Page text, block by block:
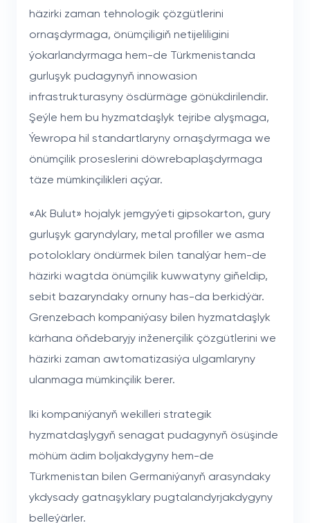
häzirki zaman tehnologik çözgütlerini
ornaşdyrmaga, önümçiligiň netijeliligini
ýokarlandyrmaga hem-de Türkmenistanda
gurluşyk pudagynyň innowasion
infrastrukturasyny ösdürmäge gönükdirilendir.
Şeýle hem bu hyzmatdaşlyk tejribe alyşmaga,
Ýewropa hil standartlaryny ornaşdyrmaga we
önümçilik proseslerini döwrebaplaşdyrmaga
täze mümkinçilikleri açýar.
«Ak Bulut» hojalyk jemgyýeti gipsokarton, gury
gurluşyk garyndylary, metal profiller we asma
potoloklary öndürmek bilen tanalýar hem-de
häzirki wagtda önümçilik kuwwatyny giňeldip,
sebit bazaryndaky ornuny has-da berkidýär.
Grenzebach kompaniýasy bilen hyzmatdaşlyk
kärhana öňdebaryjy inženerçilik çözgütlerini we
häzirki zaman awtomatizasiýa ulgamlaryny
ulanmaga mümkinçilik berer.
Iki kompaniýanyň wekilleri strategik
hyzmatdaşlygyň senagat pudagynyň ösüşinde
möhüm ädim boljakdygyny hem-de
Türkmenistan bilen Germaniýanyň arasyndaky
ykdysady gatnaşyklary pugtalandyrjakdygyny
belleýärler.